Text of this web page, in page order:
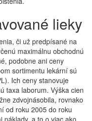
lieky
či už predpísané na
maximálnu obchodnú
podobne ani ceny
sortimentu lekární sú
Ich ceny stanovuje
taxa laborum. Výška cien
zdvojnásobila, rovnako
od roku 2005 do roku
náklady, a to o viac ako